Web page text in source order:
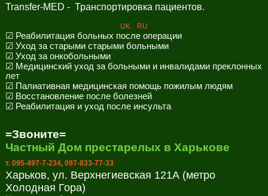
Transfer-MED - Транспортировка пациентов.
UK RU
☑ Реабилитация больных после операции
☑ Уход за старыми старыми больными
☑ Уход за онкобольными
☑ Медицинский уход за больными и инвалидами преклонных
лет
☑ Палиативная медицинская помощь пожилым людям
☑ Восстановление после болезней
☑ Реабилитация и уход после инсульта
=Звоните=
Частный Дом престарелых в Харькове
т. 095-497-7-234, 097-833-77-33
Харьков, ул. Верхнегиевская 121А (метро
Холодная Гора)